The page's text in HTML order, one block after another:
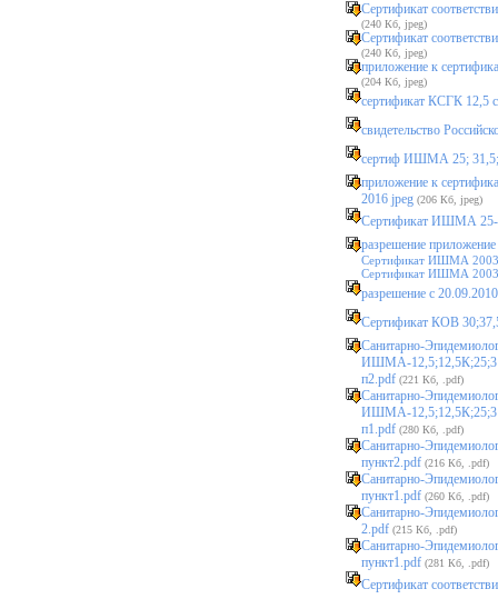
Сертификат
(240 Кб, jpeg)
Сертификат
(240 Кб, jpeg)
приложение к
(204 Кб, jpeg)
сертификат КСГК 12,5
свидетельство
сертиф ИШМА 25; 31,5;
приложение к
2016 jpeg (206 Кб, jpeg)
Сертификат ИШМА 25-
разрешение
Сертификат ИШМА
Сертификат ИШМА
разрешение с
Cертификат КОВ
Санитарно-
ИШМА-
п2.pdf (221 Кб, .pdf)
Санитарно-
ИШМА-
п1.pdf (280 Кб, .pdf)
Санитарно-
пункт2.pdf (216 Кб, .pdf)
Санитарно-
пункт1.pdf (260 Кб, .pdf)
Санитарно-
2.pdf (215 Кб, .pdf)
Санитарно-
пункт1.pdf (281 Кб, .pdf)
Сертификат